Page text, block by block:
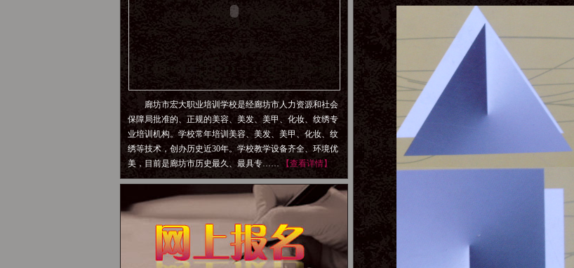
廊坊市宏大职业培训学校是经廊坊市人力资源和社会
保障局批准的、正规的美容、美发、美甲、化妆、纹绣专
业培训机构。学校常年培训美容、美发、美甲、化妆、纹
绣等技术，创办历史近30年。学校教学设备齐全、环境优
美，目前是廊坊市历史最久、最具专……
【查看详情】